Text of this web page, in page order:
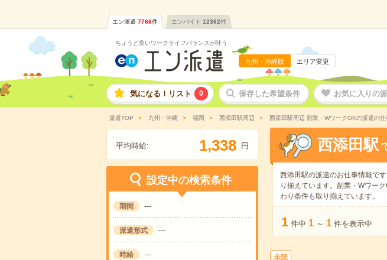
エン派遣 7766件 エンバイト 12362件
ちょうど良いワークライフバランスが叶う
九州・沖縄版 エリア変更
気になる！リスト 0 保存した希望条件 お気に入りの
派遣TOP 九州・沖縄 福岡 西添田駅周辺 西添田駅周辺 副業・WワークOKの派遣の仕
平均時給: 1,338 円
設定中の検索条件
期間 ---
派遣形式 ---
時給 ---
西添田駅
西添田駅の派遣のお仕事情報です
り揃えています。副業・Wワーク
わり条件も取り揃えています。
1 件中 1 ～ 1 件を表示中
未読